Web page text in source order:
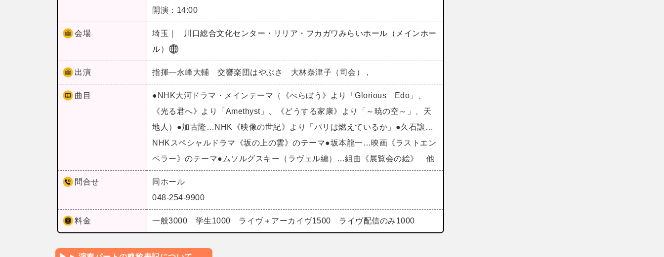
開演：14:00
会場 埼玉｜
川口総合文化センター・リリア・フカガワみらいホール（メインホー
ル）
出演 指揮―永峰大輔 交響楽団はやぶさ 大林奈津子（司会） ,
曲目
●NHK大河ドラマ・メインテーマ（《べらぼう》より「Glorious Edo」、
《光る君へ》より「Amethyst」、《どうする家康》より「～暁の空～」、天
地人）●加古隆…NHK《映像の世紀》より「パリは燃えているか」●久石譲…
NHKスペシャルドラマ《坂の上の雲》のテーマ●坂本龍一…映画《ラストエン
ペラー》のテーマ●ムソルグスキー（ラヴェル編）…組曲《展覧会の絵》 他
問合せ
同ホール
048-254-9900
料金 一般3000 学生1000 ライヴ＋アーカイヴ1500 ライヴ配信のみ1000